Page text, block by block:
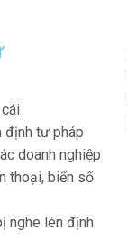
định tư pháp
doanh nghiệp
thoại, biển số
nghe lén định